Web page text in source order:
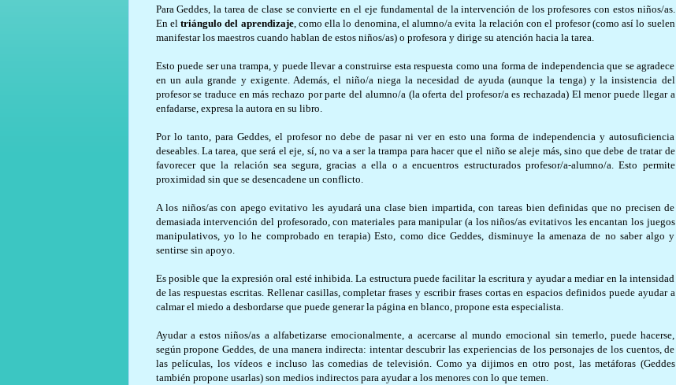
Para Geddes, la tarea de clase se convierte en el eje fundamental de la intervención de los profesores con estos niños/as.
En el triángulo del aprendizaje, como ella lo denomina, el alumno/a evita la relación con el profesor (como así lo suelen
manifestar los maestros cuando hablan de estos niños/as) o profesora y dirige su atención hacia la tarea.
Esto puede ser una trampa, y puede llevar a construirse esta respuesta como una forma de independencia que se agradece
en un aula grande y exigente. Además, el niño/a niega la necesidad de ayuda (aunque la tenga) y la insistencia del
profesor se traduce en más rechazo por parte del alumno/a (la oferta del profesor/a es rechazada) El menor puede llegar a
enfadarse, expresa la autora en su libro.
Por lo tanto, para Geddes, el profesor no debe de pasar ni ver en esto una forma de independencia y autosuficiencia
deseables. La tarea, que será el eje, sí, no va a ser la trampa para hacer que el niño se aleje más, sino que debe de tratar de
favorecer que la relación sea segura, gracias a ella o a encuentros estructurados profesor/a-alumno/a. Esto permite
proximidad sin que se desencadene un conflicto.
A los niños/as con apego evitativo les ayudará una clase bien impartida, con tareas bien definidas que no precisen de
demasiada intervención del profesorado, con materiales para manipular (a los niños/as evitativos les encantan los juegos
manipulativos, yo lo he comprobado en terapia) Esto, como dice Geddes, disminuye la amenaza de no saber algo y
sentirse sin apoyo.
Es posible que la expresión oral esté inhibida. La estructura puede facilitar la escritura y ayudar a mediar en la intensidad
de las respuestas escritas. Rellenar casillas, completar frases y escribir frases cortas en espacios definidos puede ayudar a
calmar el miedo a desbordarse que puede generar la página en blanco, propone esta especialista.
Ayudar a estos niños/as a alfabetizarse emocionalmente, a acercarse al mundo emocional sin temerlo, puede hacerse,
según propone Geddes, de una manera indirecta: intentar descubrir las experiencias de los personajes de los cuentos, de
las películas, los vídeos e incluso las comedias de televisión. Como ya dijimos en otro post, las metáforas (Geddes
también propone usarlas) son medios indirectos para ayudar a los menores con lo que temen.